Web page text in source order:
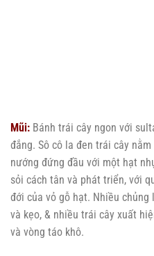
Mũi: Bánh trái cây ngon với
đắng. Sô cô la đen trái cây
nướng đứng đầu với một hạt
sỏi cách tân và phát triển, với
đới của vỏ gỗ hạt. Nhiều
và kẹo, & nhiều trái cây xuất
và vòng táo khô.